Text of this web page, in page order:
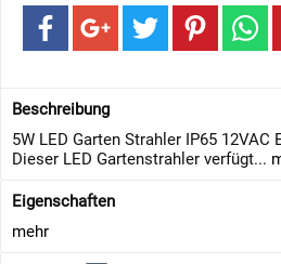
Beschreibung
5W LED Garten Strahler IP65 12VAC
Dieser LED Gartenstrahler verfügt...
Eigenschaften
mehr